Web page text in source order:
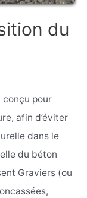
du
conçu pour
afin d’éviter
dans le
du béton
Graviers (ou